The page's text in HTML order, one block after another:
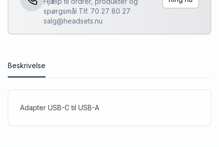
spørgsmål Tlf. 70 27 80 27
salg@headsets.nu
Beskrivelse
Adapter USB-C til USB-A